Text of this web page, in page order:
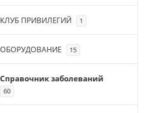
КЛУБ ПРИВИЛЕГИЙ 1
ОБОРУДОВАНИЕ 15
Справочник заболеваний
60